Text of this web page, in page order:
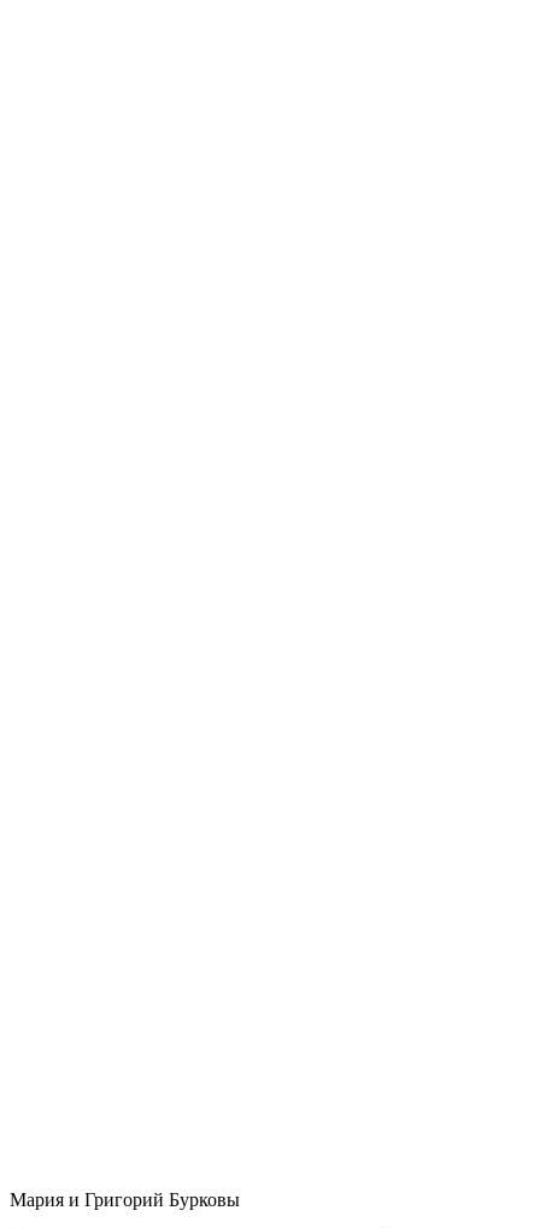
Мария и Григорий Бурковы